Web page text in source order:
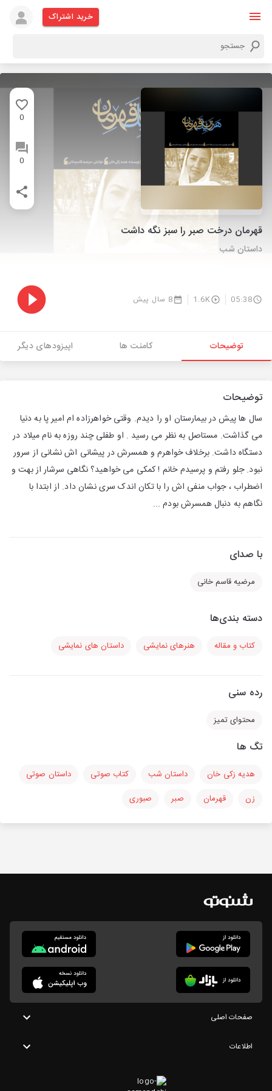
خرید اشتراک
0
0
قهرمان درخت صبر را سبز نگه داشت
داستان شب
05:38
1.6K 8 سال پیش
توضیحات کامنت ها اپیزودهای دیگر
توضیحات
سال ها پیش در بیمارستان او را دیدم. وقتی خواهرزاده ام امیر پا به دنیا
می گذاشت. مستاصل به نظر می رسید . او طفلی چند روزه به نام میلاد در
دستگاه داشت. برخلاف خواهرم و همسرش در پیشانی اش نشانی از سرور
نبود. جلو رفتم و پرسیدم خانم ! کمکی می خواهید؟ نگاهی سرشار از بهت و
اضطراب ، جواب منفی اش را با تکان اندک سری نشان داد. از ابتدا با
نگاهم به دنبال همسرش بودم ...
با صدای
مرضیه قاسم خانی
دسته بندی‌ها
کتاب و مقاله هنرهای نمایشی داستان های نمایشی
رده سنی
محتوای تمیز
تگ ها
هدیه زکی خان داستان شب کتاب صوتی
داستان صوتی
زن
قهرمان صبر صبوری
صفحات اصلی
اطلاعات